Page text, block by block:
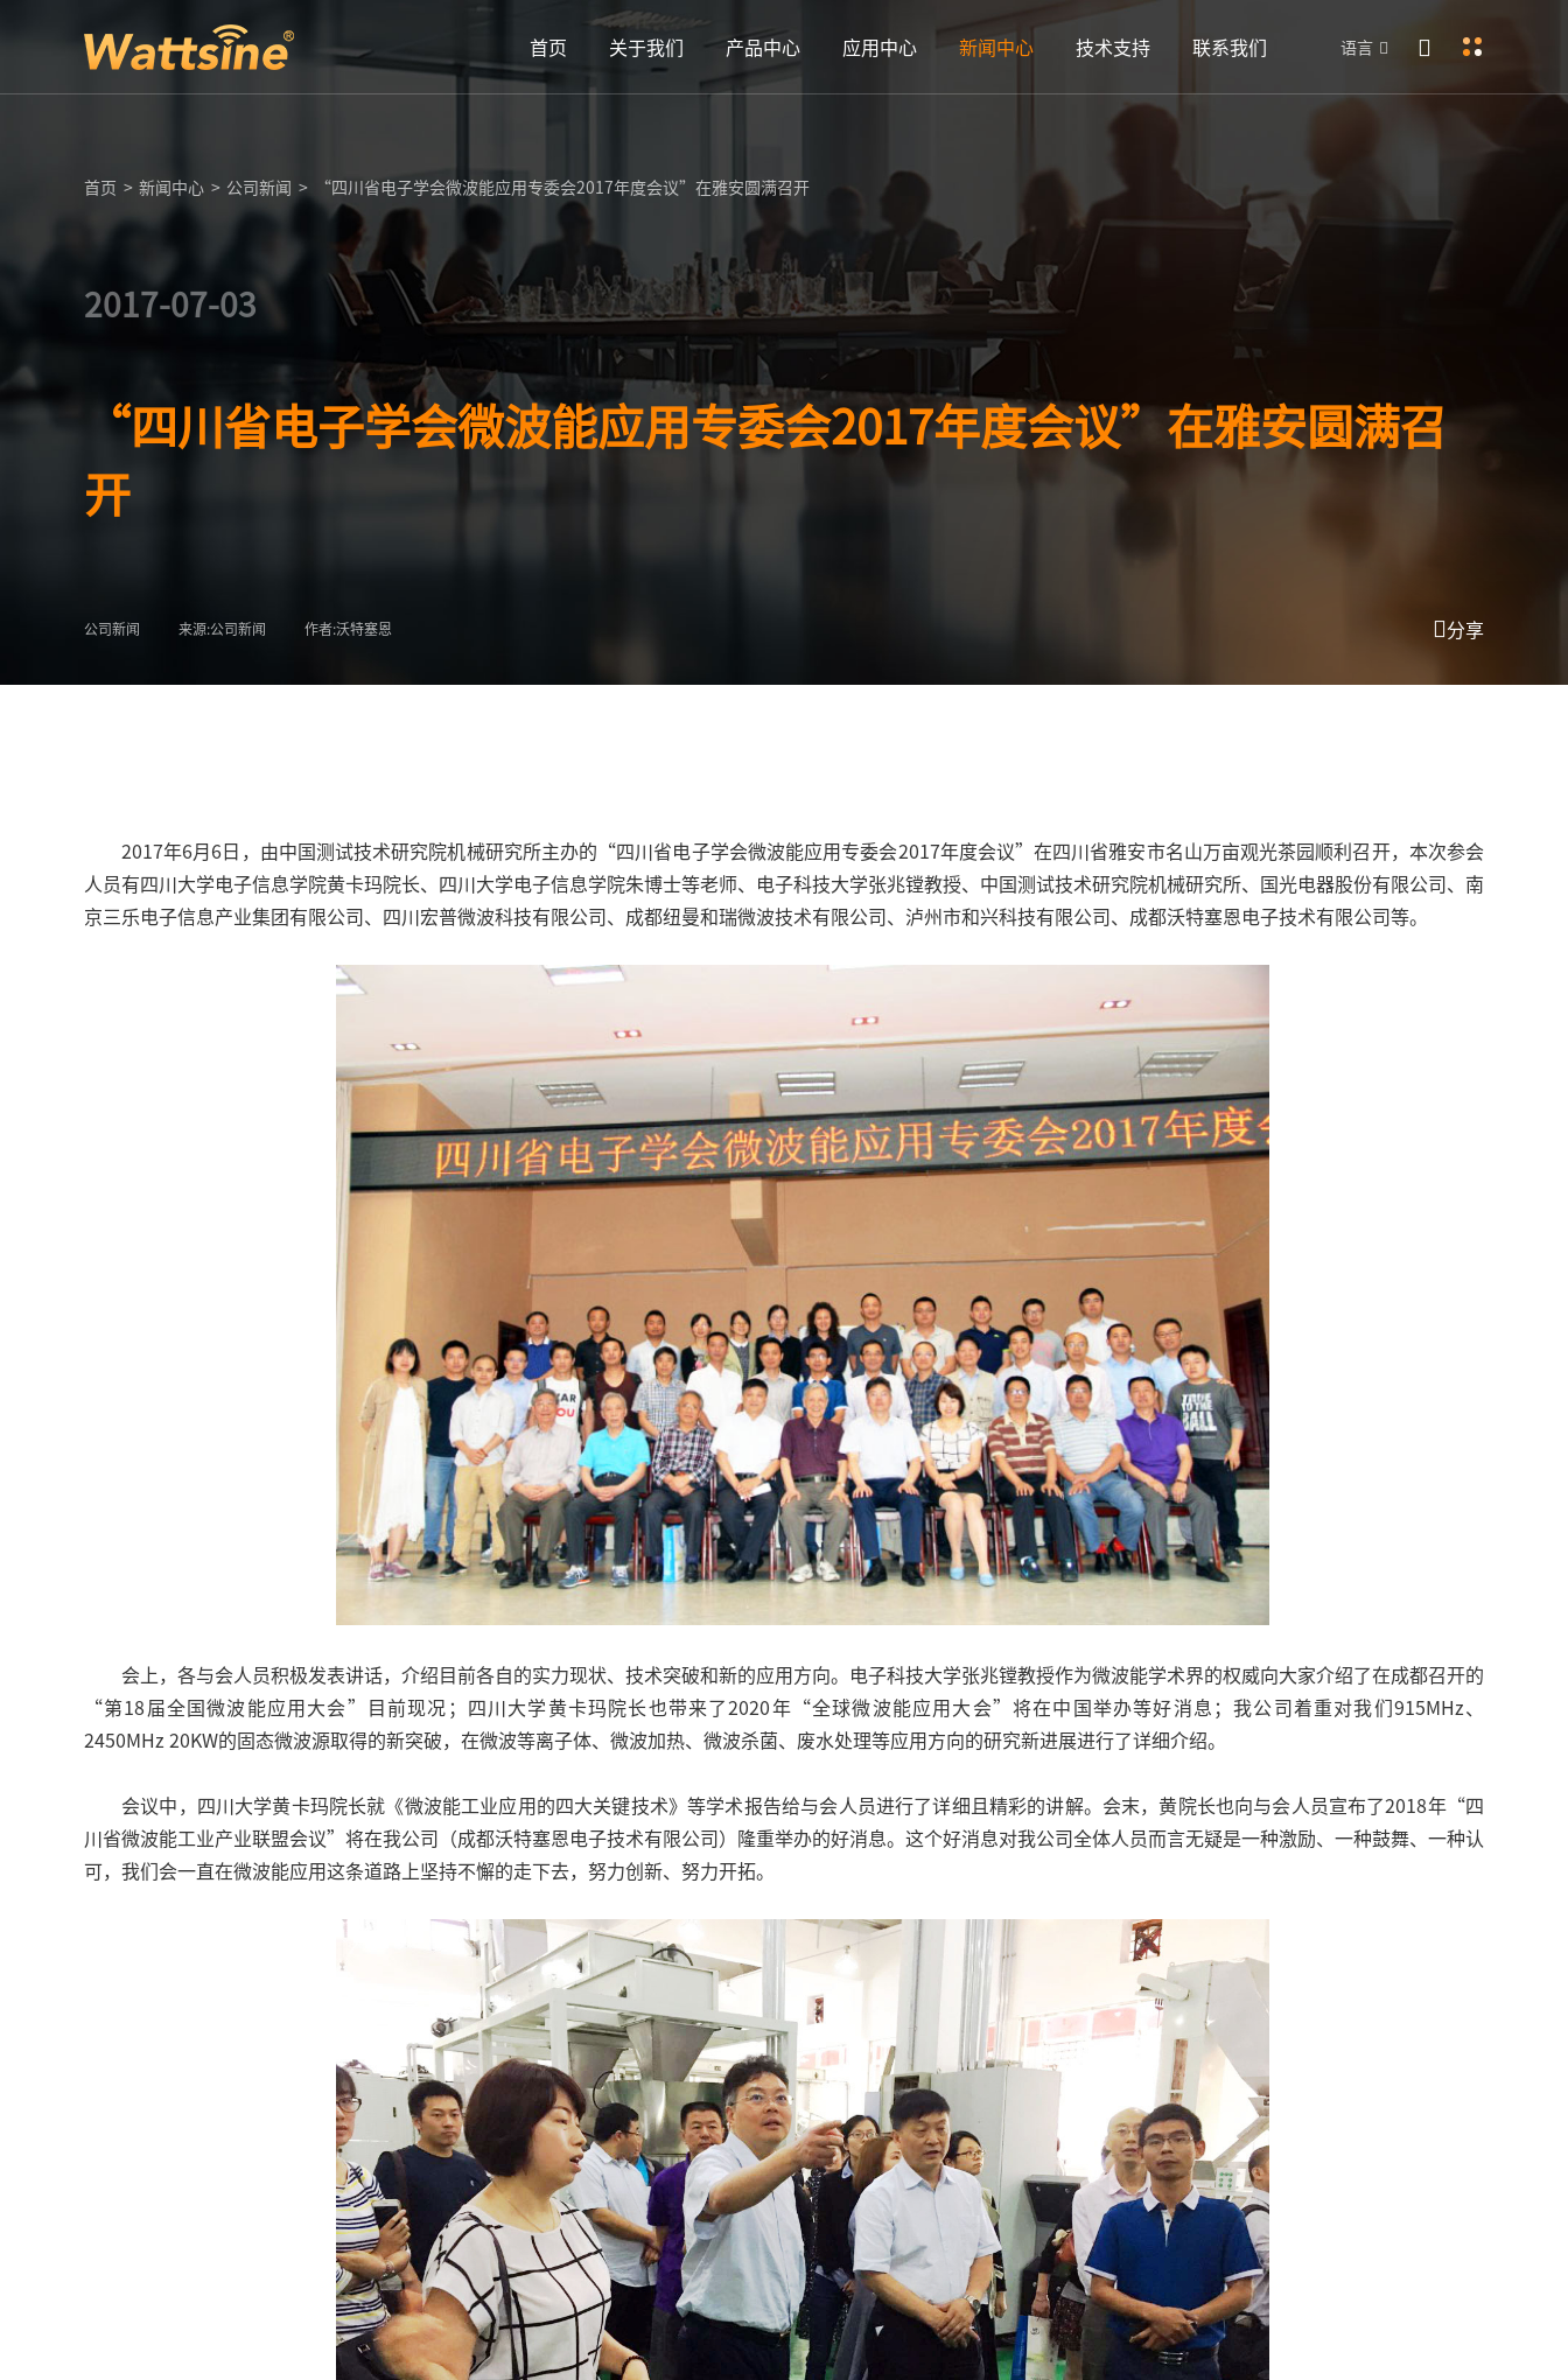
首页 关于我们 产品中心 应用中心 新闻中心 技术支持 联系我们 语言
首页 > 新闻中心 > 公司新闻 > “四川省电子学会微波能应用专委会2017年度会议”在雅安圆满召开
2017-07-03
“四川省电子学会微波能应用专委会2017年度会议”在雅安圆满召
开
公司新闻 来源:公司新闻 作者:沃特塞恩 分享
2017年6月6日，由中国测试技术研究院机械研究所主办的“四川省电子学会微波能应用专委会2017年度会议”在四川省雅安市名山万亩观光茶园顺利召开，本次参会
人员有四川大学电子信息学院黄卡玛院长、四川大学电子信息学院朱博士等老师、电子科技大学张兆镗教授、中国测试技术研究院机械研究所、国光电器股份有限公司、南
京三乐电子信息产业集团有限公司、四川宏普微波科技有限公司、成都纽曼和瑞微波技术有限公司、泸州市和兴科技有限公司、成都沃特塞恩电子技术有限公司等。
会上，各与会人员积极发表讲话，介绍目前各自的实力现状、技术突破和新的应用方向。电子科技大学张兆镗教授作为微波能学术界的权威向大家介绍了在成都召开的
“第18届全国微波能应用大会”目前现况；四川大学黄卡玛院长也带来了2020年“全球微波能应用大会”将在中国举办等好消息；我公司着重对我们915MHz、
2450MHz 20KW的固态微波源取得的新突破，在微波等离子体、微波加热、微波杀菌、废水处理等应用方向的研究新进展进行了详细介绍。
会议中，四川大学黄卡玛院长就《微波能工业应用的四大关键技术》等学术报告给与会人员进行了详细且精彩的讲解。会末，黄院长也向与会人员宣布了2018年“四
川省微波能工业产业联盟会议”将在我公司（成都沃特塞恩电子技术有限公司）隆重举办的好消息。这个好消息对我公司全体人员而言无疑是一种激励、一种鼓舞、一种认
可，我们会一直在微波能应用这条道路上坚持不懈的走下去，努力创新、努力开拓。